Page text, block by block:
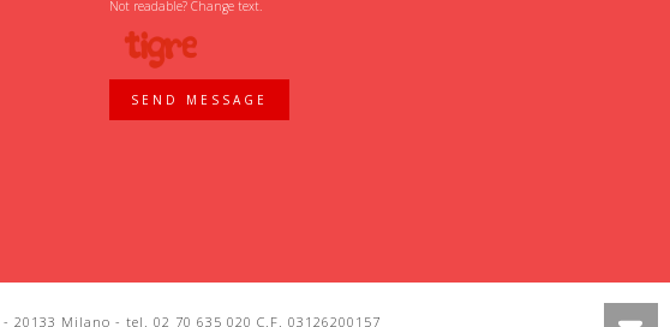
Not readable? Change text.
SEND MESSAGE
- 20133 Milano - tel. 02 70 635 020 C.F. 03126200157